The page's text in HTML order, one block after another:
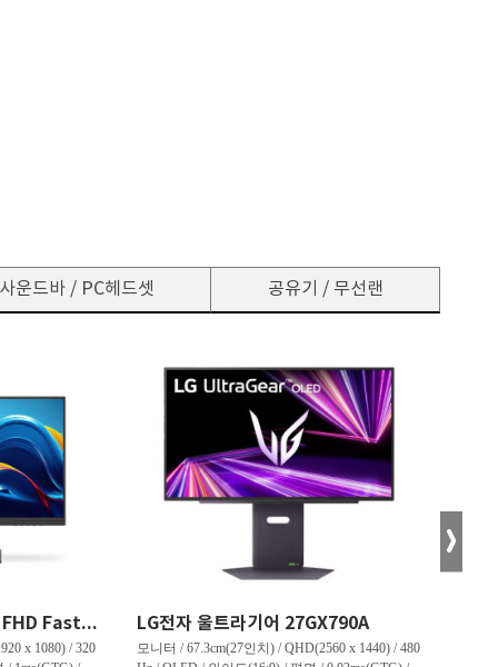
사운드바 / PC헤드셋 공유기 / 무선랜
한성컴퓨터 TFG24F32P FHD Fast IPS 리얼 320 게이밍 무결점
x 1080) / 320
LG전자 울트라기어 27GX790A
모니터 / 67.3cm(27인치) / QHD(2560 x 1440) / 480